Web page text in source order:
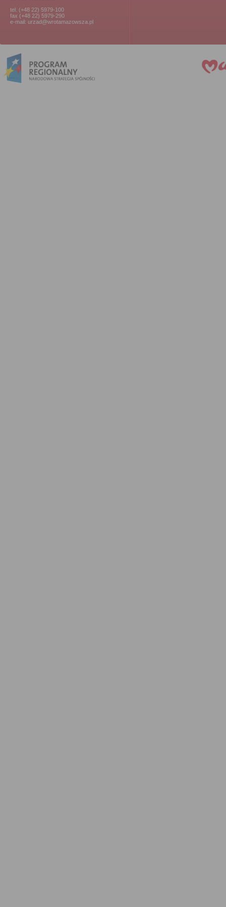
tel. (+48 22) 5979-100
fax (+48 22) 5979-290
e-mail: urzad@wrotamazowsza.pl